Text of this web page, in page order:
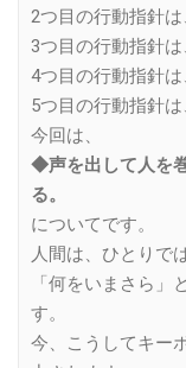
2つ目の行動指針は
3つ目の行動指針は
4つ目の行動指針は
5つ目の行動指針は
今回は、
◆声を出して人を
る。
についてです。
人間は、ひとりで
「何をいまさら
す。
今、こうしてキー